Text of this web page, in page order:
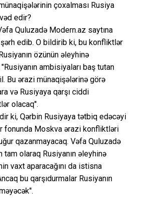
çoxalması Rusiya
edir?
Quluzadə Modern.az saytına
edib. O bildirib ki, bu konfliktlər
özünün əleyhinə
ambisiyaları baş tutan
Bu ərazi münaqişələrinə görə
və Rusiyaya qarşı ciddi
olacaq".
ki, Qərbin Rusiyaya tətbiq edəcəyi
fonunda Moskva ərazi konfliktləri
qazanmayacaq. Vəfa Quluzadə
olaraq Rusiyanın əleyhinə
vaxt aparacağını da istisna
bu qarşıdurmalar Rusiyanın